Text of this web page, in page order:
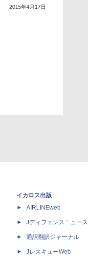
2015年4月17日
イカロス出版
AIRLINEweb
Jディフェンスニュース
通訳翻訳ジャーナル
JレスキューWeb